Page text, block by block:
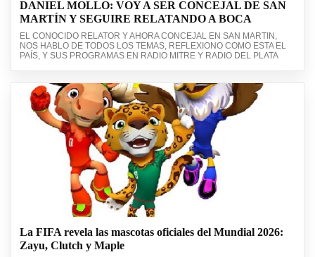
DANIEL MOLLO: VOY A SER CONCEJAL DE SAN
MARTÍN Y SEGUIRE RELATANDO A BOCA
EL CONOCIDO RELATOR Y AHORA CONCEJAL EN SAN MARTIN,
NOS HABLO DE TODOS LOS TEMAS, REFLEXIONO COMO ESTA EL
PAÍS, Y SUS PROGRAMAS EN RADIO MITRE Y RADIO DEL PLATA
La FIFA revela las mascotas oficiales del Mundial 2026:
Zayu, Clutch y Maple